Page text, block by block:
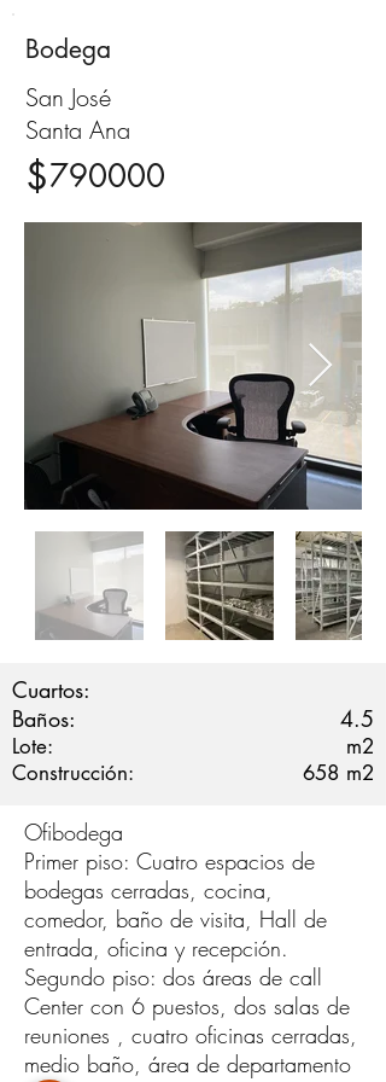
Bodega
San José
Santa Ana
$790000
Cuartos:
Baños:
Lote:
Construcción:
4.5
658
m2
m2
Ofibodega
Primer piso: Cuatro espacios de
bodegas cerradas, cocina,
comedor, baño de visita, Hall de
entrada, oficina y recepción.
Segundo piso: dos áreas de call
Center con 6 puestos, dos salas de
reuniones , cuatro oficinas cerradas,
medio baño, área de departamento